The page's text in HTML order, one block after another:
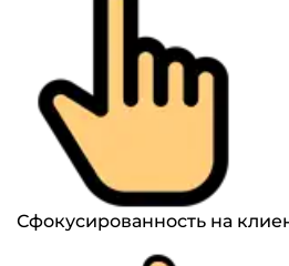
Сфокусированность на